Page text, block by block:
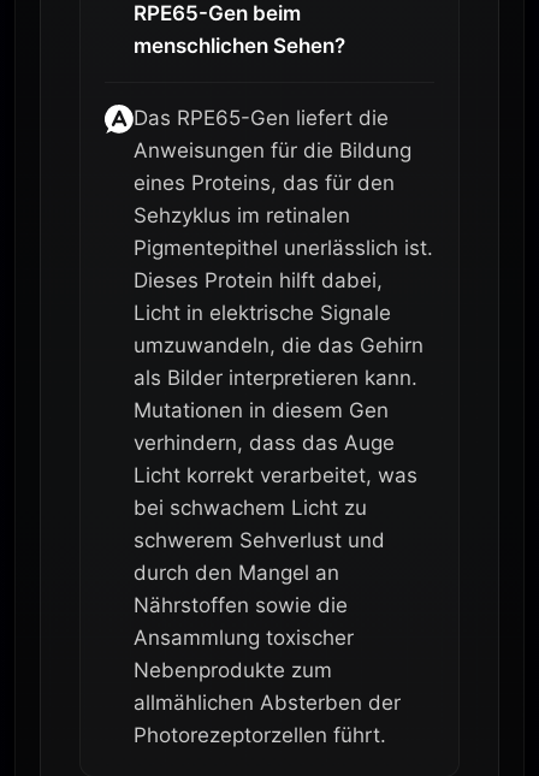
RPE65-Gen beim
menschlichen Sehen?
Das RPE65-Gen liefert die
Anweisungen für die Bildung
eines Proteins, das für den
Sehzyklus im retinalen
Pigmentepithel unerlässlich ist.
Dieses Protein hilft dabei,
Licht in elektrische Signale
umzuwandeln, die das Gehirn
als Bilder interpretieren kann.
Mutationen in diesem Gen
verhindern, dass das Auge
Licht korrekt verarbeitet, was
bei schwachem Licht zu
schwerem Sehverlust und
durch den Mangel an
Nährstoffen sowie die
Ansammlung toxischer
Nebenprodukte zum
allmählichen Absterben der
Photorezeptorzellen führt.